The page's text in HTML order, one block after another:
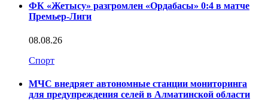
ФК «Жетысу» разгромлен «Ордабасы» 0:4 в матче
Премьер-Лиги
08.08.26
Спорт
МЧС внедряет автономные станции мониторинга
для предупреждения селей в Алматинской области